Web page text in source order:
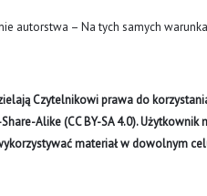
autorstwa – Na tych samych
Czytelnikowi prawa do
Alike (CC BY-SA 4.0).
materiał w dowolnym